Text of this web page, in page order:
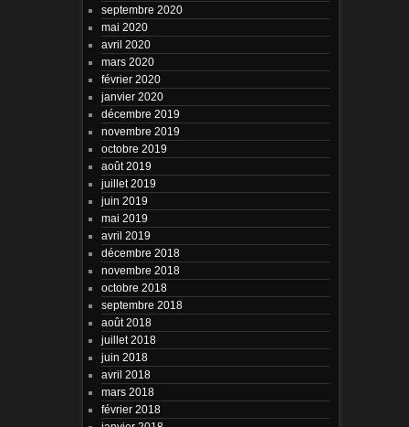
septembre 2020
mai 2020
avril 2020
mars 2020
février 2020
janvier 2020
décembre 2019
novembre 2019
octobre 2019
août 2019
juillet 2019
juin 2019
mai 2019
avril 2019
décembre 2018
novembre 2018
octobre 2018
septembre 2018
août 2018
juillet 2018
juin 2018
avril 2018
mars 2018
février 2018